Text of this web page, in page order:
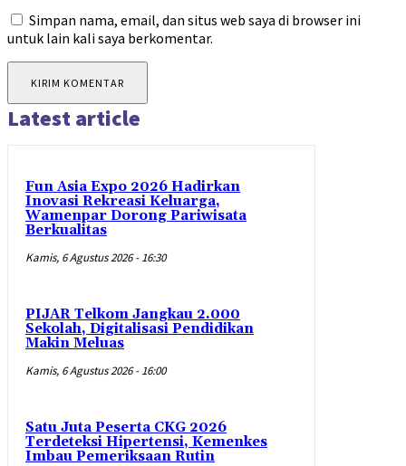
Simpan nama, email, dan situs web saya di browser ini
untuk lain kali saya berkomentar.
Latest article
Fun Asia Expo 2026 Hadirkan
Inovasi Rekreasi Keluarga,
Wamenpar Dorong Pariwisata
Berkualitas
Kamis, 6 Agustus 2026 - 16:30
PIJAR Telkom Jangkau 2.000
Sekolah, Digitalisasi Pendidikan
Makin Meluas
Kamis, 6 Agustus 2026 - 16:00
Satu Juta Peserta CKG 2026
Terdeteksi Hipertensi, Kemenkes
Imbau Pemeriksaan Rutin